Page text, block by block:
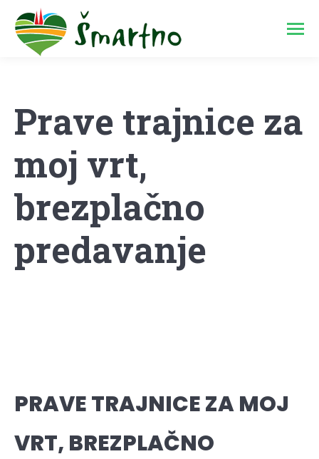
Prave trajnice za
moj vrt,
brezplačno
predavanje
PRAVE TRAJNICE ZA MOJ
VRT, BREZPLAČNO